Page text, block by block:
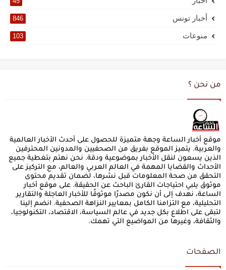
أخبار تونس 846
منوعات 103
من نحن ؟
موقع أخبار الساعة وجهة متميزة للحصول على أحدث الأخبار العالمية
والعربية. يتميز الموقع بفريق من الصحفيين والمدونين المحترفين
الذين يسعون لنقل الأخبار بموضوعية ودقة. نحن نهتم بتغطية جميع
الأحداث والقضايا المهمة في العالم العربي والعالم، مع التركيز على
التحقق من صحة المعلومات قبل نشرها، لضمان تقديم محتوى
موثوق يلبي احتياجات القارئ الباحث عن الحقيقة. على موقع أخبار
الساعة، نهدف إلى أن نكون مصدرًا موثوقًا للأخبار العاجلة والتقارير
التحليلية، مع التزامنا الكامل بمعايير النزاهة الصحفية. انضم إلينا
لتبقى على اطلاع بكل جديد في عالم السياسة، الاقتصاد، التكنولوجيا،
والثقافة، وغيرها من المواضيع التي تهمك.
الصفحات